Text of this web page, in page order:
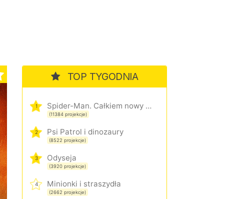
TOP TYGODNIA
1 Spider-Man. Całkiem nowy dzień
(11384 projekcje)
2 Psi Patrol i dinozaury
(8522 projekcje)
3 Odyseja
(3920 projekcje)
4 Minionki i straszydła
(2662 projekcje)